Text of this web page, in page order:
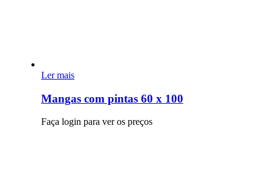
Ler mais
Mangas com pintas 60 x 100
Faça login para ver os preços